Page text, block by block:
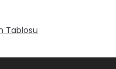
Tablosu